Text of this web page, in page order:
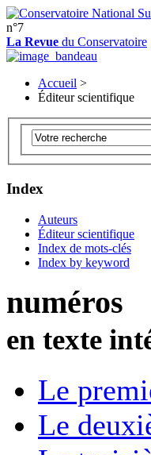
n°7
La Revue du Conservatoire
Accueil >
Éditeur scientifique
Index
Auteurs
Éditeur scientifique
Index de mots-clés
Index by keyword
numéros
en texte
Le
Le